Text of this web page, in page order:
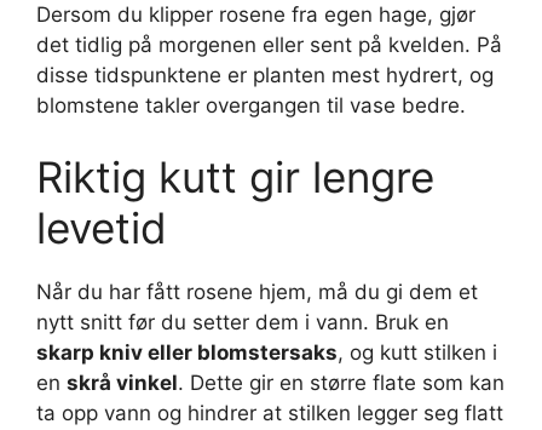
Dersom du klipper rosene fra egen hage, gjør
det tidlig på morgenen eller sent på kvelden. På
disse tidspunktene er planten mest hydrert, og
blomstene takler overgangen til vase bedre.
Riktig kutt gir lengre
levetid
Når du har fått rosene hjem, må du gi dem et
nytt snitt før du setter dem i vann. Bruk en
skarp kniv eller blomstersaks, og kutt stilken i
en skrå vinkel. Dette gir en større flate som kan
ta opp vann og hindrer at stilken legger seg flatt